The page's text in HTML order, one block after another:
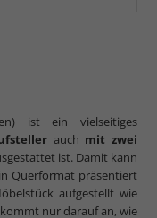
ist ein vielseitiges
auch mit zwei
ist. Damit kann
Querformat präsentiert
aufgestellt wie
nur darauf an, wie